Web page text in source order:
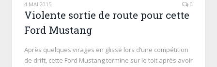
4 MAI 2015 0
Violente sortie de route pour cette
Ford Mustang
Après quelques virages en glisse lors d’une compétition
de drift, cette Ford Mustang termine sur le toit après avoir